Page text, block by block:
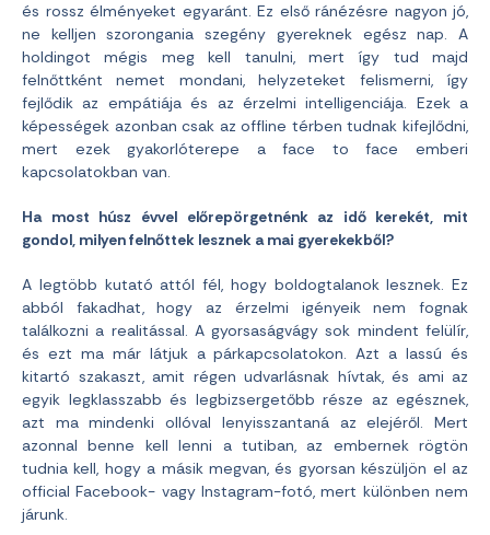
és rossz élményeket egyaránt. Ez első ránézésre nagyon jó,
ne kelljen szorongania szegény gyereknek egész nap. A
holdingot mégis meg kell tanulni, mert így tud majd
felnőttként nemet mondani, helyzeteket felismerni, így
fejlődik az empátiája és az érzelmi intelligenciája. Ezek a
képességek azonban csak az offline térben tudnak kifejlődni,
mert ezek gyakorlóterepe a face to face emberi
kapcsolatokban van.
Ha most húsz évvel előrepörgetnénk az idő kerekét, mit
gondol, milyen felnőttek lesznek a mai gyerekekből?
A legtöbb kutató attól fél, hogy boldogtalanok lesznek. Ez
abból fakadhat, hogy az érzelmi igényeik nem fognak
találkozni a realitással. A gyorsaságvágy sok mindent felülír,
és ezt ma már látjuk a párkapcsolatokon. Azt a lassú és
kitartó szakaszt, amit régen udvarlásnak hívtak, és ami az
egyik legklasszabb és legbizsergetőbb része az egésznek,
azt ma mindenki ollóval lenyisszantaná az elejéről. Mert
azonnal benne kell lenni a tutiban, az embernek rögtön
tudnia kell, hogy a másik megvan, és gyorsan készüljön el az
official Facebook- vagy Instagram-fotó, mert különben nem
járunk.